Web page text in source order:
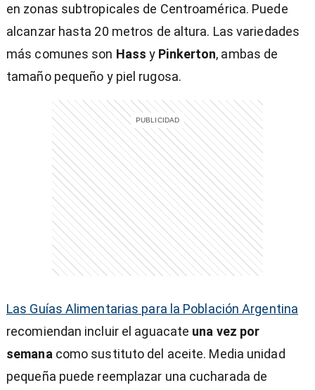
en zonas subtropicales de Centroamérica. Puede
alcanzar hasta 20 metros de altura. Las variedades
más comunes son Hass y Pinkerton, ambas de
tamaño pequeño y piel rugosa.
Las Guías Alimentarias para la Población Argentina
recomiendan incluir el aguacate una vez por
semana como sustituto del aceite. Media unidad
pequeña puede reemplazar una cucharada de